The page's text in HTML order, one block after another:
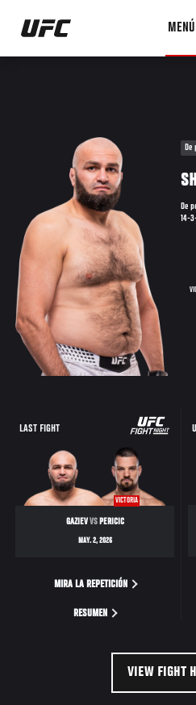
Pasar
contenido
MENÚ
De
14-
LAST FIGHT
VICTORIA
GAZIEVVSPERICIC
MAY. 2, 2026
MIRA LA REPETICIÓN
RESUMEN
VIEW FIGHT